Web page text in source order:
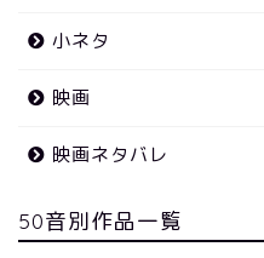
小ネタ
映画
映画ネタバレ
50音別作品一覧